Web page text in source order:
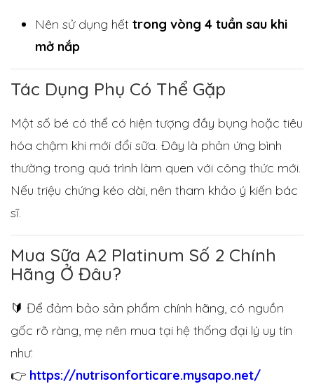
Nên sử dụng hết trong vòng 4 tuần sau khi
mở nắp
Tác Dụng Phụ Có Thể Gặp
Một số bé có thể có hiện tượng đầy bụng hoặc tiêu
hóa chậm khi mới đổi sữa. Đây là phản ứng bình
thường trong quá trình làm quen với công thức mới.
Nếu triệu chứng kéo dài, nên tham khảo ý kiến bác
sĩ.
Mua Sữa A2 Platinum Số 2 Chính
Hãng Ở Đâu?
🔰 Để đảm bảo sản phẩm chính hãng, có nguồn
gốc rõ ràng, mẹ nên mua tại hệ thống đại lý uy tín
như:
👉 https://nutrisonforticare.mysapo.net/